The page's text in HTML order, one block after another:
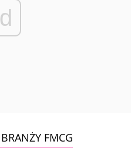
FMCG